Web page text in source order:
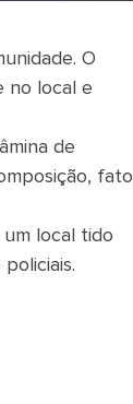
O
no local e
de
fato
um local tido